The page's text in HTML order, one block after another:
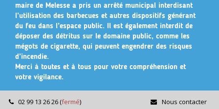
maire de Melesse a pris un arrêté municipal interdisant
l’utilisation des barbecues et autres dispositifs générant
du feu dans l’espace public. Il est également interdit de
déposer des détritus sur le domaine public, comme les
mégots de cigarette, qui peuvent engendrer des risques
d’incendie.
Merci à toutes et à tous pour votre compréhension et
votre vigilance.
02 99 13 26 26(fermé) Nous contacter